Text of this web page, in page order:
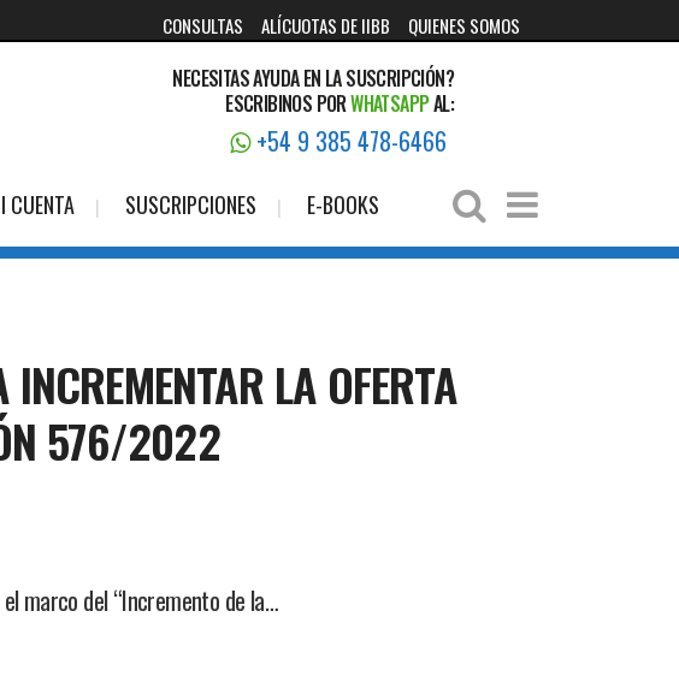
CONSULTAS ALÍCUOTAS DE IIBB QUIENES SOMOS
NECESITAS AYUDA EN LA SUSCRIPCIÓN?
ESCRIBINOS PORWHATSAPPAL:
+54 9 385 478-6466
CUENTA SUSCRIPCIONES E-BOOKS
LA OFERTA
576/2022
marco del “Incremento de la…